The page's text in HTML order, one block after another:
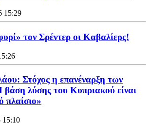
15:29
τον Σρέντερ οι Καβαλίερς!
Στόχος η επανέναρξη των
βάση λύσης του Κυπριακού είναι
πλαίσιο»
15:10